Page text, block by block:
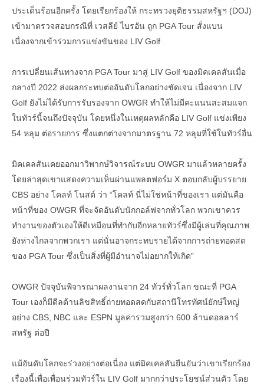
ประเด็นร้อนอีกครั้ง โดยเรียกร้องให้ กระทรวงยุติธรรมสหรัฐฯ (DOJ)
เข้ามาตรวจสอบกรณีที่ เวสลีย์ ไบรอัน ถูก PGA Tour สั่งแบน
เนื่องจากเข้าร่วมการแข่งขันของ LIV Golf
การเปลี่ยนเส้นทางจาก PGA Tour มาสู่ LIV Golf ของมิคเคลสันเมื่อ
กลางปี 2022 ส่งผลกระทบต่ออันดับโลกอย่างชัดเจน เนื่องจาก LIV
Golf ยังไม่ได้รับการรับรองจาก OWGR ทำให้ไม่มีคะแนนสะสมแจก
ในทัวร์นี้จนถึงปัจจุบัน โดยหนึ่งในเหตุผลหลักคือ LIV Golf แข่งเพียง
54 หลุม ต่อรายการ ซึ่งแตกต่างจากมาตรฐาน 72 หลุมที่ใช้ในทัวร์อื่น
มิคเคลสันเคยออกมาวิพากษ์วิจารณ์ระบบ OWGR มาแล้วหลายครั้ง
โดยล่าสุดเขาแสดงความเห็นผ่านแพลตฟอร์ม X ตอบกลับผู้บรรยาย
CBS อย่าง โคลท์ โนสต์ ว่า “โคลท์ นี่ไม่ใช่หน้าที่ของเรา แต่มันคือ
หน้าที่ของ OWGR ที่จะจัดอันดับนักกอล์ฟจากทั่วโลก พวกเขาควร
ทำงานของตัวเองให้ดีเหมือนที่ทำกับอีกหลายทัวร์ซึ่งมีผู้เล่นที่คุณภาพ
ยังห่างไกลจากพวกเรา แต่นั่นอาจกระทบรายได้จากการถ่ายทอดสด
ของ PGA Tour ซึ่งเป็นสิ่งที่ผู้มีอำนาจไม่อยากให้เกิด”
OWGR ปัจจุบันพิจารณาผลงานจาก 24 ทัวร์ทั่วโลก ขณะที่ PGA
Tour เองก็มีดีลด้านลิขสิทธิ์ถ่ายทอดสดกับสถานีโทรทัศน์ยักษ์ใหญ่
อย่าง CBS, NBC และ ESPN มูลค่ารวมสูงกว่า 600 ล้านดอลลาร์
สหรัฐ ต่อปี
แม้อันดับโลกจะร่วงอย่างต่อเนื่อง แต่มิคเคลสันยืนยันว่าเขาเรียกร้อง
เรื่องนี้เพื่อเพื่อนร่วมทัวร์ใน LIV Golf มากกว่าประโยชน์ส่วนตัว โดย